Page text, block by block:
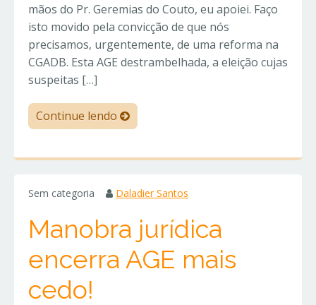
mãos do Pr. Geremias do Couto, eu apoiei. Faço
isto movido pela convicção de que nós
precisamos, urgentemente, de uma reforma na
CGADB. Esta AGE destrambelhada, a eleição cujas
suspeitas […]
Continue lendo
Sem categoria Daladier Santos
Manobra jurídica
encerra AGE mais
cedo!